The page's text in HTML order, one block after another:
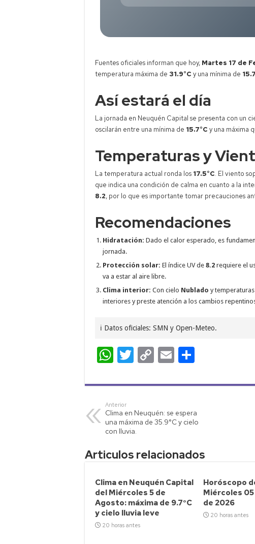
Fuentes oficiales informan que hoy, Martes 17 de
temperatura máxima de 31.9°C y una mínima de
Así estará el día
La jornada en Neuquén Capital se presenta con un
oscilarán entre una mínima de 15.7°C y una máxima
Temperaturas y
La temperatura actual ronda los 17.5°C. El viento
que indica una condición de calma en cuanto a la
8.2, por lo que es importante tomar precauciones
Recomendaciones
Hidratación: Dado el calor esperado, es
jornada.
Protección solar: El índice UV de 8.2 requiere el
va a estar al aire libre.
Clima interior: Con cielo Nublado y
interiores y preste atención a los cambios
ℹ️ Datos oficiales: SMN y Open-Meteo.
W
h
at
s
A
p
p
T
wi
tt
C
o
p
Li
E
m
ail m
ar
Anterior
Clima en Neuquén: se espera
una máxima de 35.9°C y cielo
con lluvia.
Articulos relacionados
Clima en Neuquén Capital
del Miércoles 5 de
Agosto: máxima de 9.7°C
y cielo lluvia leve
20 horas antes
Horóscopo
Miércoles
de 2026
20 horas antes